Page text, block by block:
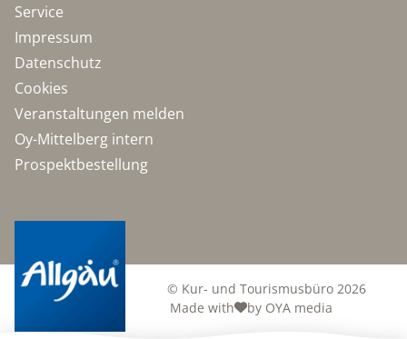
Service
Impressum
Datenschutz
Cookies
Veranstaltungen melden
Oy-Mittelberg intern
Prospektbestellung
© Kur- und Tourismusbüro 2026
Made with
by OYA media